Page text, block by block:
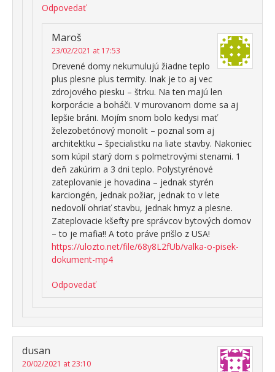
Odpovedať
Maroš
23/02/2021 at 17:53
Drevené domy nekumulujú žiadne teplo
plus plesne plus termity. Inak je to aj vec
zdrojového piesku – štrku. Na ten majú len
korporácie a boháči. V murovanom dome sa aj
lepšie bráni. Mojím snom bolo kedysi mať
železobetónový monolit – poznal som aj
architektku – špecialistku na liate stavby. Nakoniec
som kúpil starý dom s polmetrovými stenami. 1
deň zakúrim a 3 dni teplo. Polystyrénové
zateplovanie je hovadina – jednak styrén
karciongén, jednak požiar, jednak to v lete
nedovolí ohriať stavbu, jednak hmyz a plesne.
Zateplovacie kšefty pre správcov bytových domov
– to je mafia!! A toto práve prišlo z USA!
https://ulozto.net/file/68y8L2fUb/valka-o-pisek-
dokument-mp4
Odpovedať
dusan
20/02/2021 at 23:10